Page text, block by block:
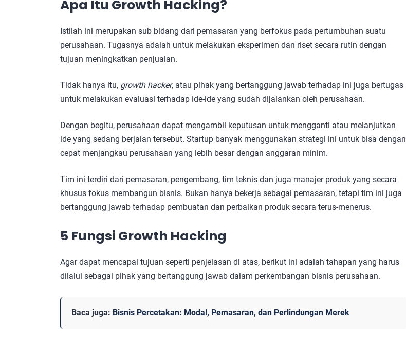
Apa Itu Growth Hacking?
Istilah ini merupakan sub bidang dari pemasaran yang berfokus pada pertumbuhan suatu
perusahaan. Tugasnya adalah untuk melakukan eksperimen dan riset secara rutin dengan
tujuan meningkatkan penjualan.
Tidak hanya itu, growth hacker, atau pihak yang bertanggung jawab terhadap ini juga bertugas
untuk melakukan evaluasi terhadap ide-ide yang sudah dijalankan oleh perusahaan.
Dengan begitu, perusahaan dapat mengambil keputusan untuk mengganti atau melanjutkan
ide yang sedang berjalan tersebut. Startup banyak menggunakan strategi ini untuk bisa dengan
cepat menjangkau perusahaan yang lebih besar dengan anggaran minim.
Tim ini terdiri dari pemasaran, pengembang, tim teknis dan juga manajer produk yang secara
khusus fokus membangun bisnis. Bukan hanya bekerja sebagai pemasaran, tetapi tim ini juga
bertanggung jawab terhadap pembuatan dan perbaikan produk secara terus-menerus.
5 Fungsi Growth Hacking
Agar dapat mencapai tujuan seperti penjelasan di atas, berikut ini adalah tahapan yang harus
dilalui sebagai pihak yang bertanggung jawab dalam perkembangan bisnis perusahaan.
Baca juga: Bisnis Percetakan: Modal, Pemasaran, dan Perlindungan Merek